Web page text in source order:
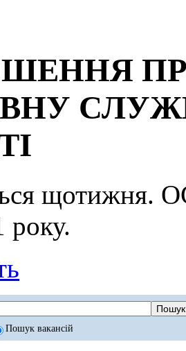
року.
Пошук вакансій